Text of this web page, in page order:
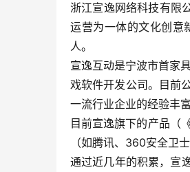
浙江宣逸网络科技有限
运营为一体的文化创意
人。
宣逸互动是宁波市首家
戏软件开发公司。目前
一流行业企业的经验丰
目前宣逸旗下的产品（
（如腾讯、360安全卫
通过近几年的积累，宣